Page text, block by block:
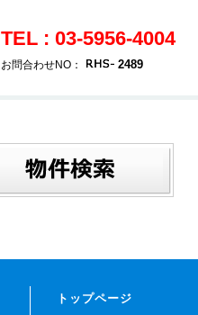
TEL : 03-5956-4004
お問合わせNO： 2489
トップページ